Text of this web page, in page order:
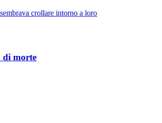
crollare intorno a loro
di morte